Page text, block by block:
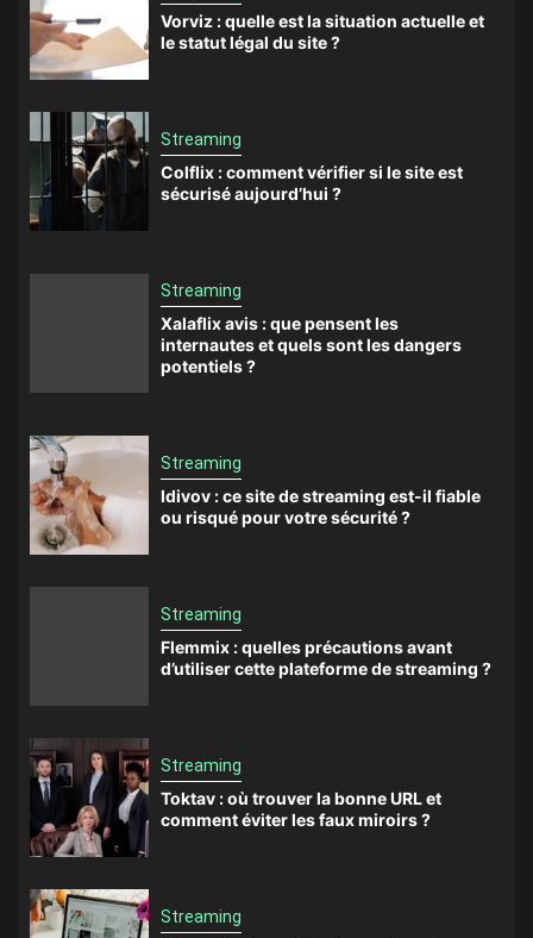
Vorviz : quelle est la situation actuelle et
le statut légal du site ?
Streaming
Colflix : comment vérifier si le site est
sécurisé aujourd’hui ?
Streaming
Xalaflix avis : que pensent les
internautes et quels sont les dangers
potentiels ?
Streaming
Idivov : ce site de streaming est-il fiable
ou risqué pour votre sécurité ?
Streaming
Flemmix : quelles précautions avant
d’utiliser cette plateforme de streaming ?
Streaming
Toktav : où trouver la bonne URL et
comment éviter les faux miroirs ?
Streaming